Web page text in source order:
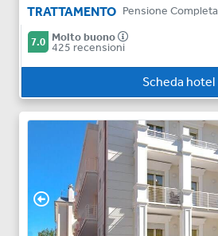
TRATTAMENTO Pensione Completa
7.0 Molto buono
425 recensioni
Scheda hotel